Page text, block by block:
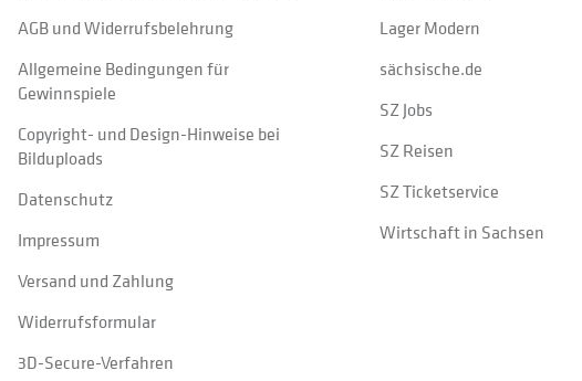
AGB und Widerrufsbelehrung
Allgemeine Bedingungen für
Gewinnspiele
Copyright- und Design-Hinweise bei
Bilduploads
Datenschutz
Impressum
Versand und Zahlung
Widerrufsformular
3D-Secure-Verfahren
Lager Modern
sächsische.de
SZ Jobs
SZ Reisen
SZ Ticketservice
Wirtschaft in Sachsen